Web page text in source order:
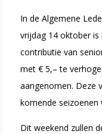
In de Algemene
vrijdag 14 oktober
contributie van
met € 5,– te
aangenomen. Deze
komende
Dit weekend zullen